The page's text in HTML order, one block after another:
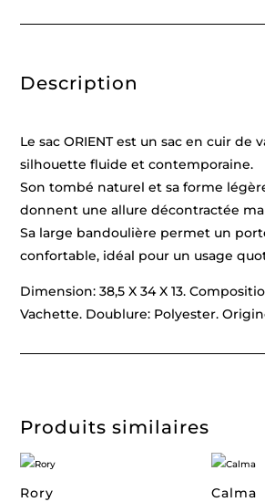
Description
Le sac ORIENT est un sac en cuir de
silhouette fluide et contemporaine.
Son tombé naturel et sa forme
donnent une allure décontractée
Sa large bandoulière permet un
confortable, idéal pour un usage
Dimension: 38,5 X 34 X 13.
Vachette. Doublure: Polyester.
Produits similaires
Rory Calma